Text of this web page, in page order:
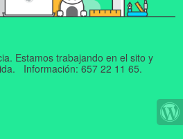
Estamos trabajando en el sito y
Información: 657 22 11 65.